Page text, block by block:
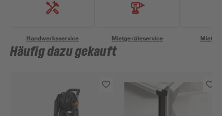
Handwerksservice Mietgeräteservice
Häufig dazu gekauft